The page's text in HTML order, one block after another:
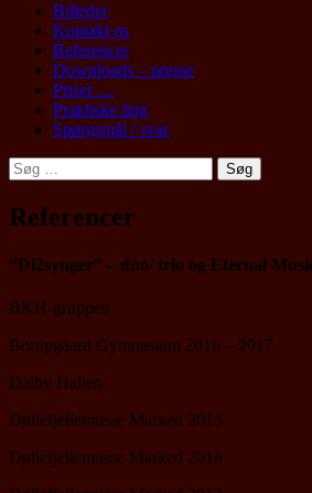
Billeder
Kontakt os
Referencer
Downloads – presse
Priser …
Praktiske ting
Spørgsmål / svar
Søg
efter:
Referencer
“Di2synger” – duo/ trio og Eternal
BKH-gruppen
Borupgaard Gymnasium 2016 – 2017
Dalby Hallen
Døllefjellemusse Marked 2015
Døllefjellemusse Marked 2016